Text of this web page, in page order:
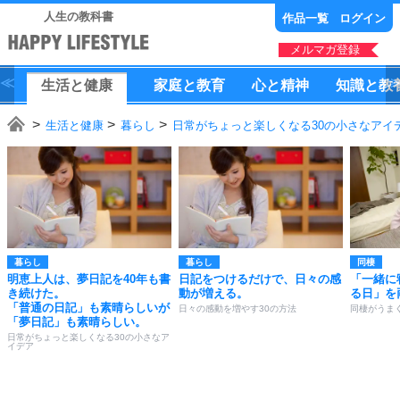
人生の教科書 作品一覧 ログイン
メルマガ登録
生活と健康 家庭と教育 心と精神 知識と教
生活と健康 暮らし 日常がちょっと楽しくなる30の小さなアイ
暮らし
明恵上人は、夢日記を40年も書
き続けた。
「普通の日記」も素晴らしいが
「夢日記」も素晴らしい。
日常がちょっと楽しくなる30の小さなア
イデア
暮らし
日記をつけるだけで、日々の感
動が増える。
日々の感動を増やす30の方法
同棲
「一緒
る日」を
同棲がうま